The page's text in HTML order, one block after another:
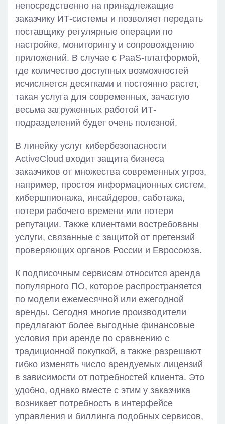
непосредственно на принадлежащие
заказчику ИТ-системы и позволяет передать
поставщику регулярные операции по
настройке, мониторингу и сопровождению
приложений. В случае с PaaS-платформой,
где количество доступных возможностей
исчисляется десятками и постоянно растет,
такая услуга для современных, зачастую
весьма загруженных работой ИТ-
подразделений будет очень полезной.
В линейку услуг кибербезопасности
ActiveCloud входит защита бизнеса
заказчиков от множества современных угроз,
например, простоя информационных систем,
кибершпионажа, инсайдеров, саботажа,
потери рабочего времени или потери
репутации. Также клиентами востребованы
услуги, связанные с защитой от претензий
проверяющих органов России и Евросоюза.
К подписочным сервисам относится аренда
популярного ПО, которое распространяется
по модели ежемесячной или ежегодной
аренды. Сегодня многие производители
предлагают более выгодные финансовые
условия при аренде по сравнению с
традиционной покупкой, а также разрешают
гибко изменять число арендуемых лицензий
в зависимости от потребностей клиента. Это
удобно, однако вместе с этим у заказчика
возникает потребность в интерфейсе
управления и биллинга подобных сервисов,